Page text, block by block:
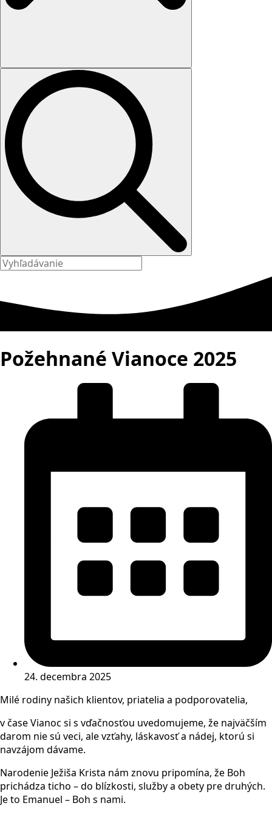
Požehnané Vianoce 2025
24. decembra 2025
Milé rodiny našich klientov, priatelia a podporovatelia,
v čase Vianoc si s vďačnosťou uvedomujeme, že najväčším
darom nie sú veci, ale vzťahy, láskavosť a nádej, ktorú si
navzájom dávame.
Narodenie Ježiša Krista nám znovu pripomína, že Boh
prichádza ticho – do blízkosti, služby a obety pre druhých.
Je to Emanuel – Boh s nami.